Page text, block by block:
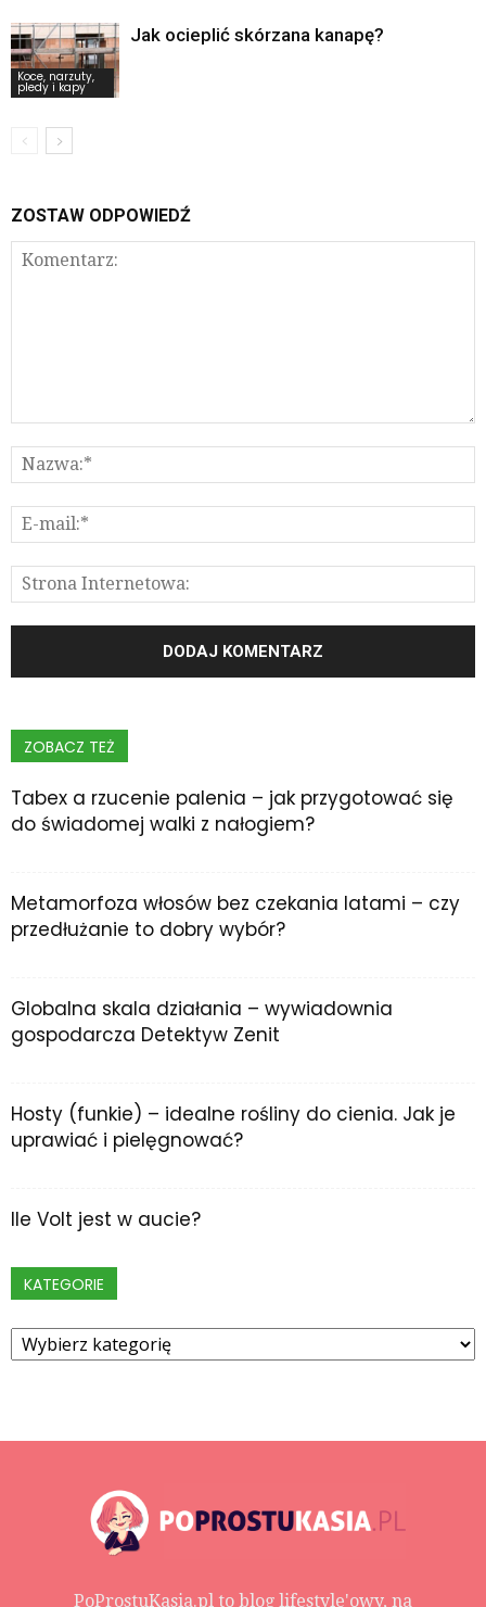
Koce, narzuty,
pledy i kapy
Jak ocieplić skórzana kanapę?
ZOSTAW ODPOWIEDŹ
ZOBACZ TEŻ
Tabex a rzucenie palenia – jak przygotować się
do świadomej walki z nałogiem?
Metamorfoza włosów bez czekania latami – czy
przedłużanie to dobry wybór?
Globalna skala działania – wywiadownia
gospodarcza Detektyw Zenit
Hosty (funkie) – idealne rośliny do cienia. Jak je
uprawiać i pielęgnować?
Ile Volt jest w aucie?
KATEGORIE
Kategorie
PoProstuKasia.pl to blog lifestyle'owy, na